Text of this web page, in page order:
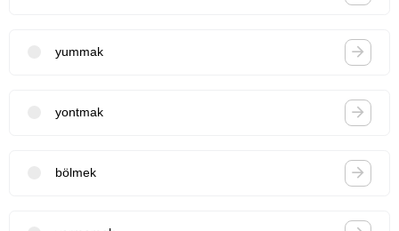
yummak
yontmak
bölmek